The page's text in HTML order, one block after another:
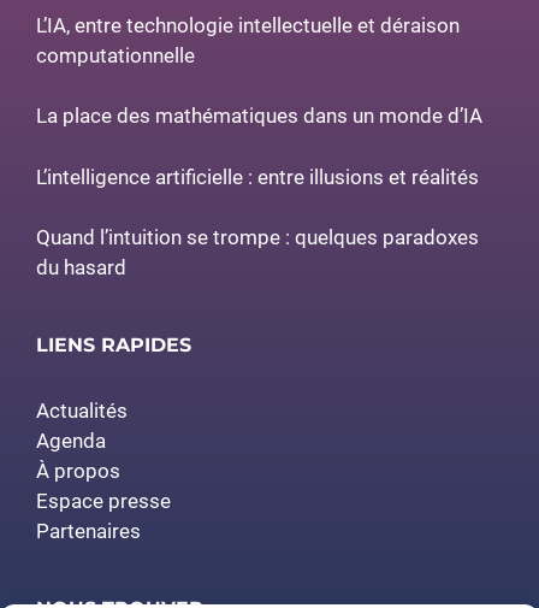
L’IA, entre technologie intellectuelle et déraison
computationnelle
La place des mathématiques dans un monde d’IA
L’intelligence artificielle : entre illusions et réalités
Quand l’intuition se trompe : quelques paradoxes
du hasard
LIENS RAPIDES
Actualités
Agenda
À propos
Espace presse
Partenaires